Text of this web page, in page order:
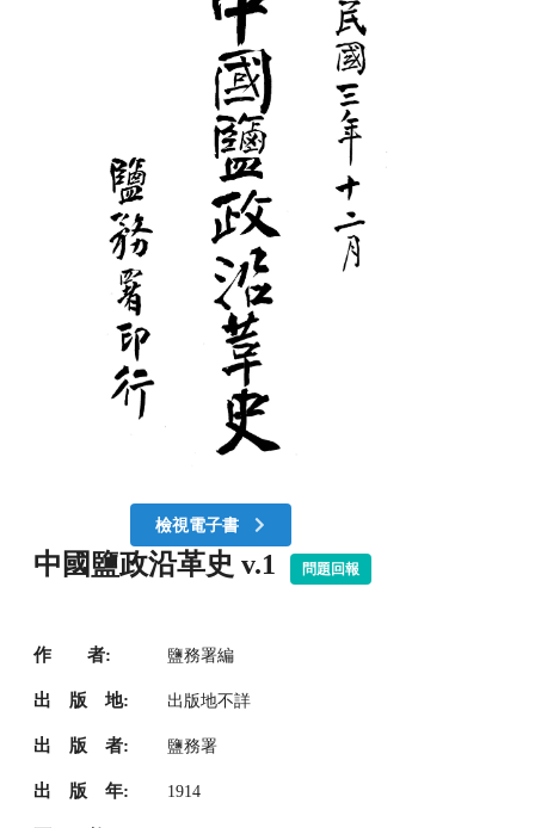
檢視電子書
中國鹽政沿革史 v.1 問題回報
作 者: 鹽務署編
出 版 地: 出版地不詳
出 版 者: 鹽務署
出 版 年: 1914